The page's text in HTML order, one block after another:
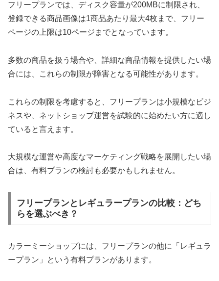
フリープランでは、ディスク容量が200MBに制限され、
登録できる商品画像は1商品あたり最大4枚まで、フリー
ページの上限は10ページまでとなっています。
多数の商品を扱う場合や、詳細な商品情報を提供したい場
合には、これらの制限が障害となる可能性があります。
これらの制限を考慮すると、フリープランは小規模なビジ
ネスや、ネットショップ運営を試験的に始めたい方に適し
ていると言えます。
大規模な運営や高度なマーケティング戦略を展開したい場
合は、有料プランの検討も必要かもしれません。
フリープランとレギュラープランの比較：どち
らを選ぶべき？
カラーミーショップには、フリープランの他に「レギュラ
ープラン」という有料プランがあります。